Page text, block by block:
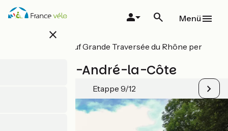
Direkt
zum
close
Menü
Alle Etappen auf Grande Traversée du Rhône per
Yzeron / St-André-la-Côte
Etappe 9/12